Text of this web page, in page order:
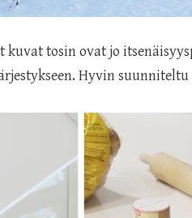
tosin ovat jo
Hyvin